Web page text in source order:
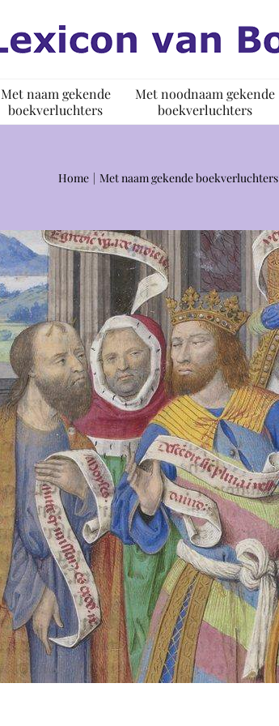
Met naam gekende
boekverluchters
Met noodnaam gekende
boekverluchters
Home Met naam gekende boekverluchters